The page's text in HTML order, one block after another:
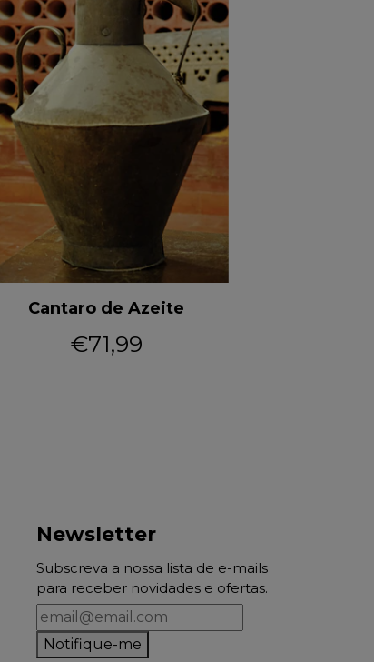
Cantaro de Azeite
€71,99
Newsletter
Subscreva a nossa lista de e-mails
para receber novidades e ofertas.
Notifique-me